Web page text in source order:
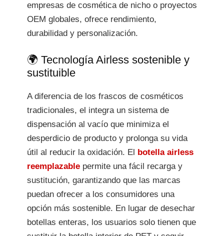
empresas de cosmética de nicho o proyectos
OEM globales, ofrece rendimiento,
durabilidad y personalización.
🌍 Tecnología Airless sostenible y
sustituible
A diferencia de los frascos de cosméticos
tradicionales, el integra un sistema de
dispensación al vacío que minimiza el
desperdicio de producto y prolonga su vida
útil al reducir la oxidación. El botella airless
reemplazable permite una fácil recarga y
sustitución, garantizando que las marcas
puedan ofrecer a los consumidores una
opción más sostenible. En lugar de desechar
botellas enteras, los usuarios solo tienen que